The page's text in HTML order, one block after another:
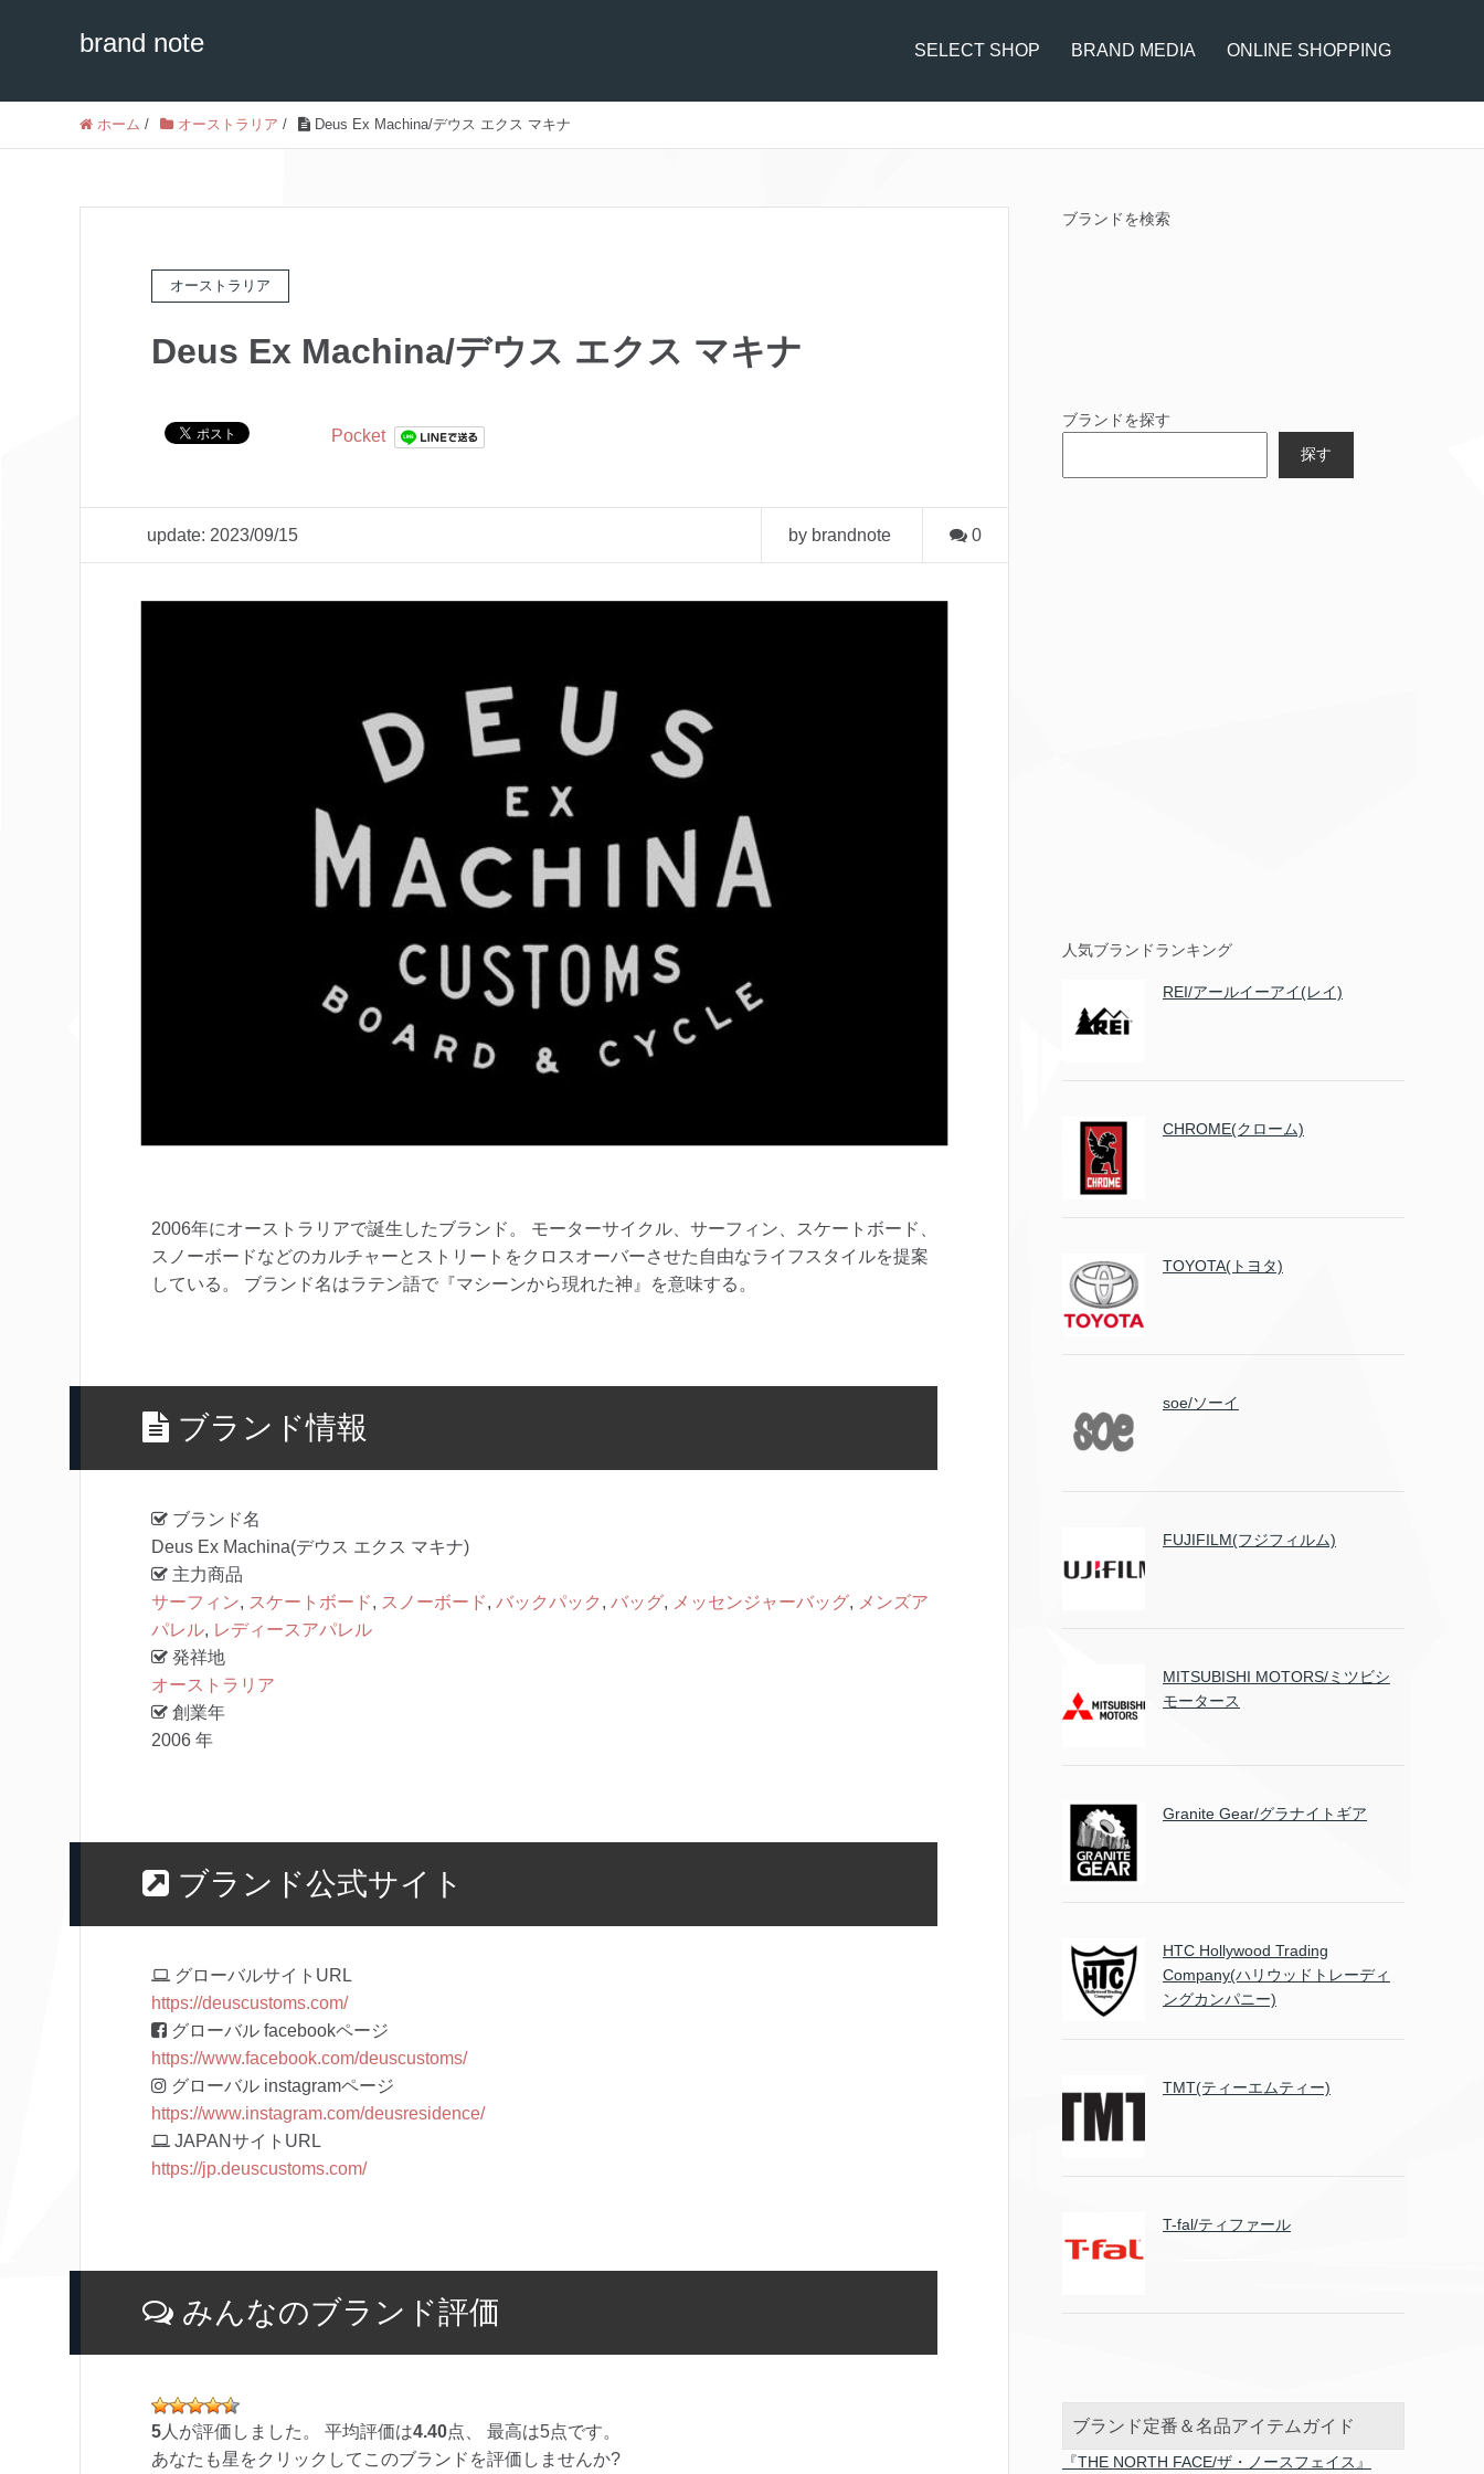
brand note SELECT SHOP BRAND MEDIA ONLINE SHOPPING
ホーム / オーストラリア / Deus Ex Machina/デウス エクス マキナ
オーストラリア
Deus Ex Machina/デウス エクス マキナ
Pocket
update: 2023/09/15 by brandnote 0
2006年にオーストラリアで誕生したブランド。 モーターサイクル、サーフィン、スケートボード、
スノーボードなどのカルチャーとストリートをクロスオーバーさせた自由なライフスタイルを提案
している。 ブランド名はラテン語で『マシーンから現れた神』を意味する。
ブランド情報
ブランド名
Deus Ex Machina(デウス エクス マキナ)
主力商品
サーフィン, スケートボード, スノーボード, バックパック , バッグ, メッセンジャーバッグ, メンズア
パレル, レディースアパレル
発祥地
オーストラリア
創業年
2006 年
ブランド公式サイト
グローバルサイトURL
https://deuscustoms.com/
グローバル facebookページ
https://www.facebook.com/deuscustoms/
グローバル instagramページ
https://www.instagram.com/deusresidence/
JAPANサイトURL
https://jp.deuscustoms.com/
みんなのブランド評価
5 人が評価しました。 平均評価は4.40点、 最高は5点です。
あなたも星をクリックしてこのブランドを評価しませんか?
ブランドを検索
ブランドを探す
探す
人気ブランドランキング
REI/アールイーアイ(レイ)
CHROME(クローム)
TOYOTA(トヨタ)
soe/ソーイ
FUJIFILM(フジフィルム)
MITSUBISHI MOTORS/ミツビシ
モータース
Granite Gear/グラナイトギア
HTC Hollywood Trading
Company(ハリウッドトレーディ
ングカンパニー)
TMT(ティーエムティー)
T-fal/ティファール
ブランド定番＆名品アイテムガイド
『THE NORTH FACE/ザ・ノースフェイス』